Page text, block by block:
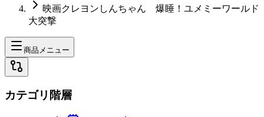
映画クレヨンしんちゃん 爆睡！ユメミーワールド
大突撃
商品メニュー
カテゴリ階層